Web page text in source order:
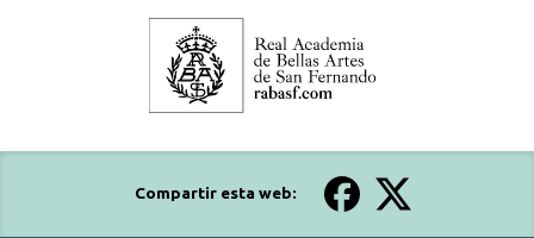
Compartir esta web: